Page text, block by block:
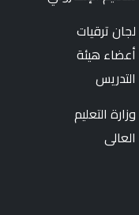
لجان ترقيات
أعضاء هيئة
التدريس
وزارة التعليم
العالى